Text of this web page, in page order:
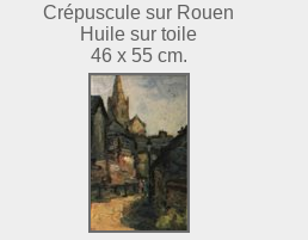
Crépuscule sur Rouen
Huile sur toile
46 x 55 cm.